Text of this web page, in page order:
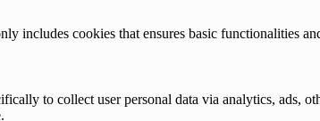
includes cookies that ensures basic functionalities
to collect user personal data via analytics, ads,